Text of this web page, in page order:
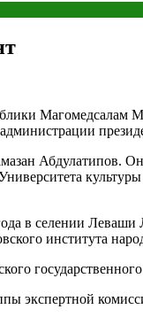
в селении Леваши
института
экспертной